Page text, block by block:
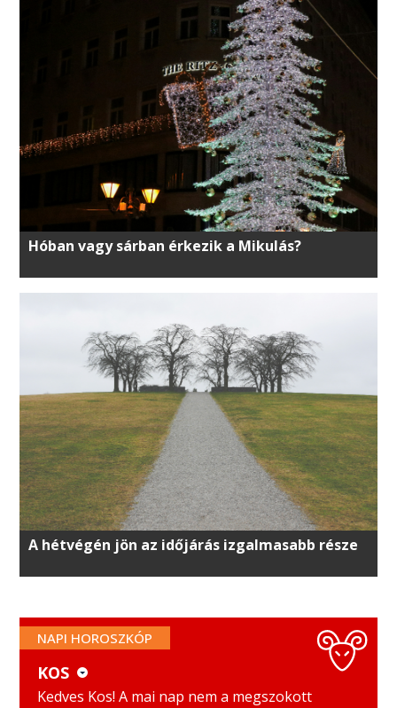
Hóban vagy sárban érkezik a Mikulás?
A hétvégén jön az időjárás izgalmasabb része
NAPI HOROSZKÓP
KOS
KOS
Kedves Kos! A mai nap nem a megszokott